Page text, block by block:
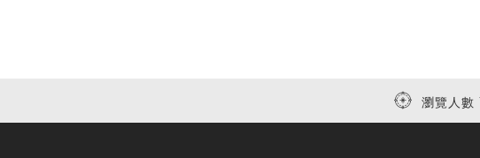
瀏覽人數